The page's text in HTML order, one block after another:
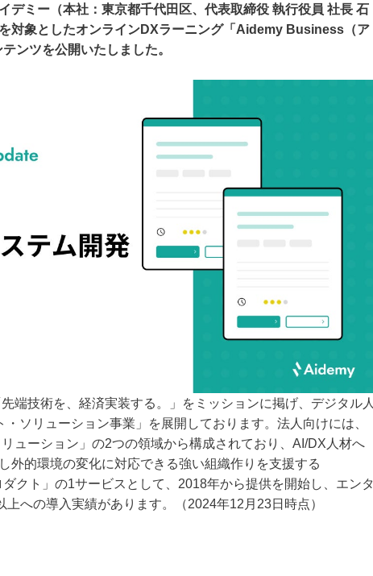
ミー（本社：東京都千代田区、代表取締役 執行役員 社長 石
対象としたオンラインDXラーニング「Aidemy Business（ア
ンツを公開いたしました。
端技術を、経済実装する。」をミッションに掲げ、デジタル人
ソリューション事業」を展開しております。法人向けには、
ューション」の2つの領域から構成されており、AI/DX人材へ
外的環境の変化に対応できる強い組織作りを支援する
クト」の1サービスとして、2018年から提供を開始し、エンタ
への導入実績があります。（2024年12月23日時点）